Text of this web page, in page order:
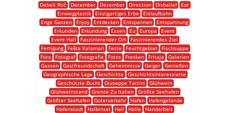
Debeli Rtič
December Dezember Direction Disbelief
Eat
Einwegplastik
Einzigartiges Erbe
Eislaufbahn
Enge Gassen
Enjoy Entdecken Entspannen
Entspannung
Erkunden
Erkundung Essen Eu Europa
Event
Event Hall
Faszinierender Ort
Faszinierendes Ziel
Fertigung
Fešta Kalamari Feste Feuchtgebiet
Fischsuppe
Foto
Fotograf Fotografie Fotos Fresken Fritaja
Galerien
Gassen Gastfreundschaft Geheimnisse Geiger Genießen
Geographische Lage
Geschichte
Geschichtsinteressierte
Geschützte Bucht
Giuseppe Tartini
Glühwein
Glühweinstand
Grenze Zu Italien
Größte Seehafen
Größter Seehafen
Güterverkehr Hafen
Hafengelände
Hafenstadt
Halbinsel Hall Halle
Handarbeit